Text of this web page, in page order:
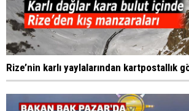
Rize’nin karlı yaylalarından kartpostallık